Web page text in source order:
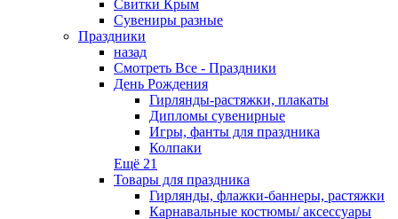
Свитки Крым
Сувениры разные
Праздники
назад
Смотреть Все - Праздники
День Рождения
Гирлянды-растяжки, плакаты
Дипломы сувенирные
Игры, фанты для праздника
Колпаки
Ещё 21
Товары для праздника
Гирлянды, флажки-баннеры, растяжки
Карнавальные костюмы/ аксессуары